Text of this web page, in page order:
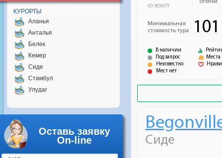
КУРОРТЫ
Аланья
Анталья
Белек
Кемер
Сиде
Стамбул
Улудаг
Оставь заявку
On-line